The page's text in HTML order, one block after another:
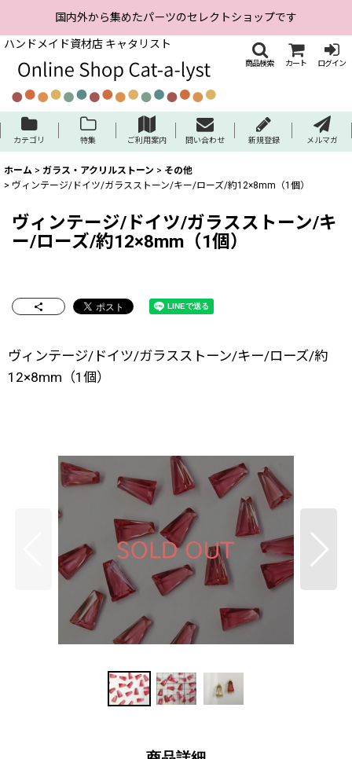
国内外から集めたパーツのセレクトショップです
ハンドメイド資材店 キャタリスト
商品検索 カート ログイン
カテゴリ 特集 ご利用案内 問い合わせ 新規登録 メルマガ
ホーム > ガラス・アクリルストーン > その他
> ヴィンテージ/ドイツ/ガラスストーン/キー/ローズ/約12×8mm（1個）
ヴィンテージ/ドイツ/ガラスストーン/キ
ー/ローズ/約12×8mm（1個）
ヴィンテージ/ドイツ/ガラスストーン/キー/ローズ/約
12×8mm（1個）